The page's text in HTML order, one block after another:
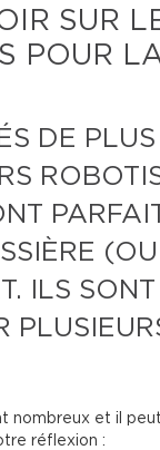
SUR
POUR
DE
ILS SONT
nombreux et il
réflexion :